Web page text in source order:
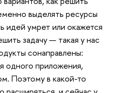
выделять ресурсы
идей умрет или окажется
задачу — такая у нас
сонаправлены:
одного приложения,
Поэтому в какой-то